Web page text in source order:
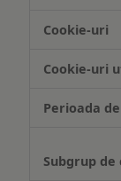
Cookie
necesare